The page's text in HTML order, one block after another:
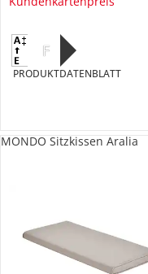
F
PRODUKTDATENBLATT
MONDO Sitzkissen Aralia